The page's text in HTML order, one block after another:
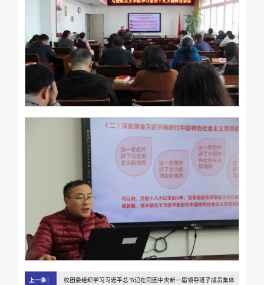
上一条： 校团委组织学习习近平总书记在同团中央新一届领导班子成员集体